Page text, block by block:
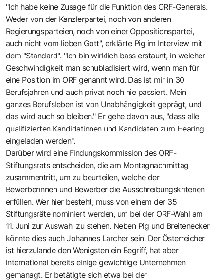
"Ich habe keine Zusage für die Funktion des ORF-Generals.
Weder von der Kanzlerpartei, noch von anderen
Regierungsparteien, noch von einer Oppositionspartei,
auch nicht vom lieben Gott", erklärte Pig im Interview mit
dem "Standard". "Ich bin wirklich bass erstaunt, in welcher
Geschwindigkeit man schubladisiert wird, wenn man für
eine Position im ORF genannt wird. Das ist mir in 30
Berufsjahren und auch privat noch nie passiert. Mein
ganzes Berufsleben ist von Unabhängigkeit geprägt, und
das wird auch so bleiben." Er gehe davon aus, "dass alle
qualifizierten Kandidatinnen und Kandidaten zum Hearing
eingeladen werden".
Darüber wird eine Findungskommission des ORF-
Stiftungsrats entscheiden, die am Montagnachmittag
zusammentritt, um zu beurteilen, welche der
Bewerberinnen und Bewerber die Ausschreibungskriterien
erfüllen. Wer hier besteht, muss von einem der 35
Stiftungsräte nominiert werden, um bei der ORF-Wahl am
11. Juni zur Auswahl zu stehen. Neben Pig und Breitenecker
könnte dies auch Johannes Larcher sein. Der Österreicher
ist hierzulande den Wenigsten ein Begriff, hat aber
international bereits einige gewichtige Unternehmen
gemanagt. Er betätigte sich etwa bei der